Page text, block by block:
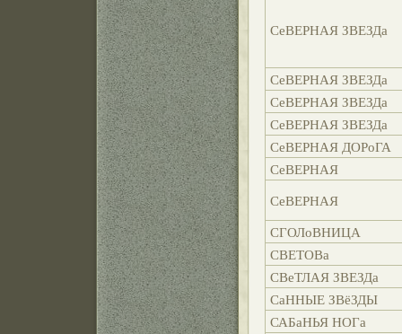
СеВЕРНАЯ ЗВЕЗДа
СеВЕРНАЯ ЗВЕЗДа
СеВЕРНАЯ ЗВЕЗДа
СеВЕРНАЯ ЗВЕЗДа
СеВЕРНАЯ ДОРоГА
СеВЕРНАЯ
СеВЕРНАЯ
СГОЛоВНИЦА
СВЕТОВа
СВеТЛАЯ ЗВЕЗДа
СаННЫЕ ЗВёЗДЫ
САБаНЬЯ НОГа